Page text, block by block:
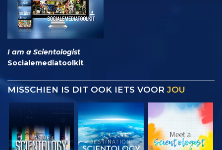
I am a Scientologist
Socialemediatoolkit
MISSCHIEN IS DIT OOK IETS VOOR JOU